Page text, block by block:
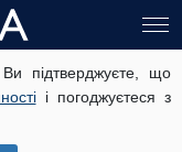
підтверджуєте, що
і погоджуєтеся з
у
торги